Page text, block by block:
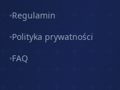
Regulamin
Polityka prywatności
FAQ